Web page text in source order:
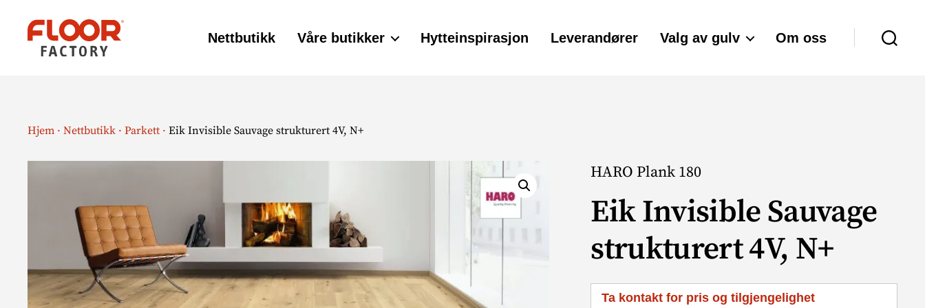
Nettbutikk Våre butikker Hytteinspirasjon Leverandører Valg av gulv Om oss
Hjem · Nettbutikk · Parkett · Eik Invisible Sauvage strukturert 4V, N+
HARO Plank 180
Eik Invisible Sauvage
strukturert 4V, N+
Ta kontakt for pris og tilgjengelighet